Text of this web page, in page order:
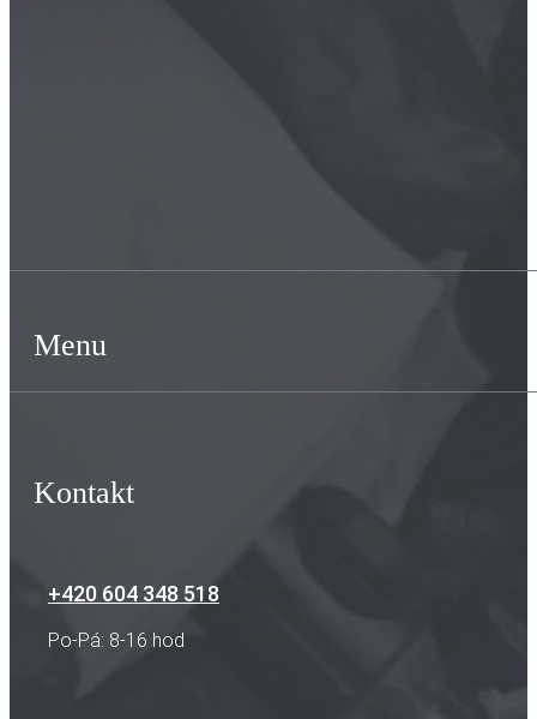
Menu
Kontakt
+420 604 348 518
Po-Pá: 8-16 hod